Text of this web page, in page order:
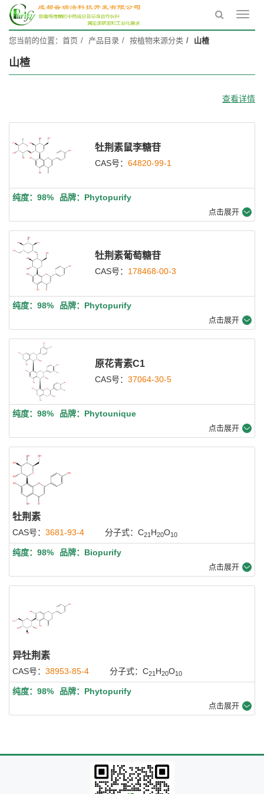
您当前的位置： 首页 产品目录 按植物来源分类 山楂
山楂
查看详情
牡荆素鼠李糖苷
CAS号： 64820-99-1
纯度：98% 品牌：Phytopurify
点击展开
牡荆素葡萄糖苷
CAS号： 178468-00-3
纯度：98% 品牌：Phytopurify
点击展开
原花青素C1
CAS号： 37064-30-5
纯度：98% 品牌：Phytounique
点击展开
牡荆素
CAS号： 3681-93-4 分子式：C21 H20O10
纯度：98% 品牌：Biopurify
点击展开
异牡荆素
CAS号： 38953-85-4 分子式：C21 H20O10
纯度：98% 品牌：Phytopurify
点击展开